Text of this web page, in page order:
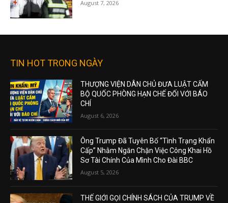
August 7, 2026
TIN HOT TRONG NGÀY
THƯỢNG VIỆN DÂN CHỦ ĐƯA LUẬT CẤM
BỘ QUỐC PHÒNG HẠN CHẾ ĐỐI VỚI BÁO
CHÍ
August 6, 2026
Ông Trump Đã Tuyên Bố “Tình Trạng Khẩn
Cấp” Nhằm Ngăn Chặn Việc Công Khai Hồ
Sơ Tài Chính Của Mình Cho Đài BBC
August 5, 2026
THẾ GIỚI GỌI CHÍNH SÁCH CỦA TRUMP VỀ